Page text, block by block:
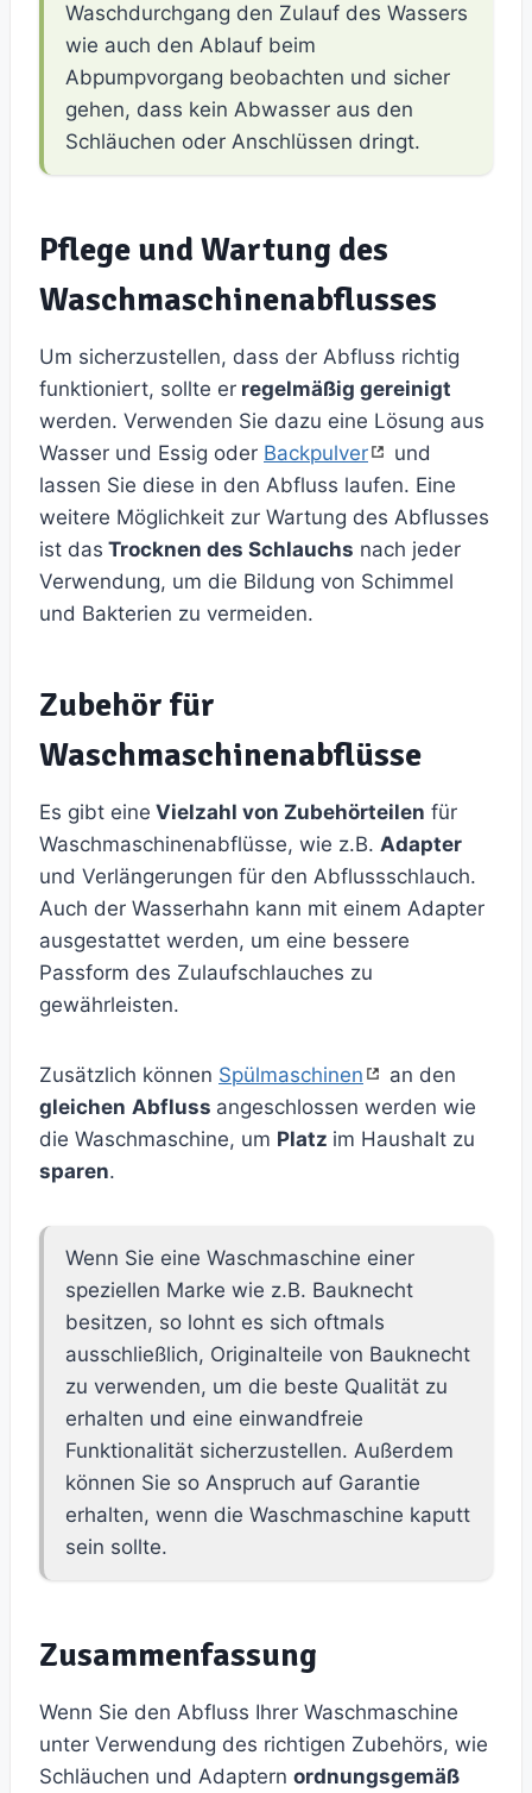
Waschdurchgang den Zulauf des Wassers
wie auch den Ablauf beim
Abpumpvorgang beobachten und sicher
gehen, dass kein Abwasser aus den
Schläuchen oder Anschlüssen dringt.
Pflege und Wartung des
Waschmaschinenabflusses
Um sicherzustellen, dass der Abfluss richtig
funktioniert, sollte er regelmäßig gereinigt
werden. Verwenden Sie dazu eine Lösung aus
Wasser und Essig oder Backpulver
und
lassen Sie diese in den Abfluss laufen. Eine
weitere Möglichkeit zur Wartung des Abflusses
ist das Trocknen des Schlauchs nach jeder
Verwendung, um die Bildung von Schimmel
und Bakterien zu vermeiden.
Zubehör für
Waschmaschinenabflüsse
Es gibt eine Vielzahl von Zubehörteilen für
Waschmaschinenabflüsse, wie z.B. Adapter
und Verlängerungen für den Abflussschlauch.
Auch der Wasserhahn kann mit einem Adapter
ausgestattet werden, um eine bessere
Passform des Zulaufschlauches zu
gewährleisten.
Zusätzlich können Spülmaschinen
an den
gleichen Abfluss angeschlossen werden wie
die Waschmaschine, um Platz im Haushalt zu
sparen.
Wenn Sie eine Waschmaschine einer
speziellen Marke wie z.B. Bauknecht
besitzen, so lohnt es sich oftmals
ausschließlich, Originalteile von Bauknecht
zu verwenden, um die beste Qualität zu
erhalten und eine einwandfreie
Funktionalität sicherzustellen. Außerdem
können Sie so Anspruch auf Garantie
erhalten, wenn die Waschmaschine kaputt
sein sollte.
Zusammenfassung
Wenn Sie den Abfluss Ihrer Waschmaschine
unter Verwendung des richtigen Zubehörs, wie
Schläuchen und Adaptern ordnungsgemäß